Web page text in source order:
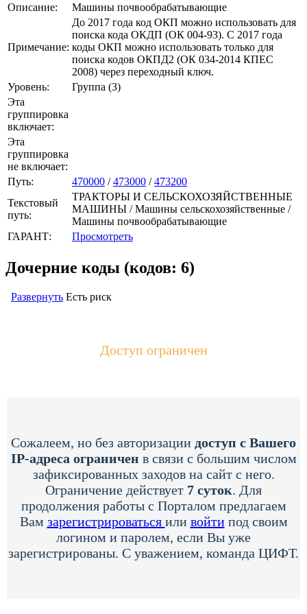
Описание:
Машины почвообрабатывающие
Примечание:
До 2017 года код ОКП можно использовать для
поиска кода ОКДП (ОК 004-93). C 2017 года
коды ОКП можно использовать только для
поиска кодов ОКПД2 (ОК 034-2014 КПЕС
2008) через переходный ключ.
Уровень:
Группа (3)
Эта
группировка
включает:
Эта
группировка
не включает:
Путь:
470000 /473000 /473200
Текстовый
путь:
ТРАКТОРЫ И СЕЛЬСКОХОЗЯЙСТВЕННЫЕ
МАШИНЫ / Машины сельскохозяйственные /
Машины почвообрабатывающие
ГАРАНТ:
Просмотреть
Дочерние коды (кодов: 6)
Развернуть Есть риск
Доступ ограничен
Сожалеем, но без авторизации доступ с Вашего
IP-адреса ограничен в связи с большим числом
зафиксированных заходов на сайт с него.
Ограничение действует 7 суток. Для
продолжения работы с Порталом предлагаем
Вам зарегистрироваться или войтипод своим
логином и паролем, если Вы уже
зарегистрированы. С уважением, команда ЦИФТ.